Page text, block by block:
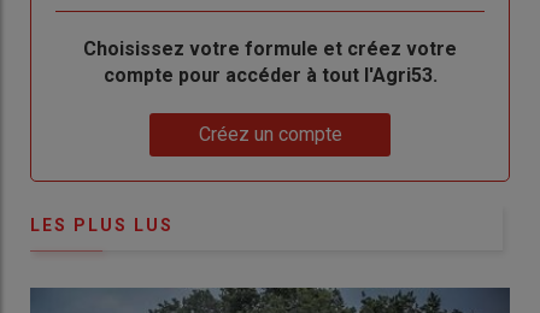
BodyChoisissez votre formule et créez votre
compte pour accéder à tout l'Agri53.
Créez un compte
LES PLUS LUS